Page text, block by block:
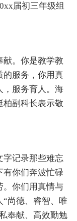
届初三年级组
献。你是教学教
的服务，你用真
，服务育人。海
柏副科长表示敬
字记录那些难忘
有你们奔波忙碌
。你们用真情与
尚德、睿智、唯
奉献、高效勤勉